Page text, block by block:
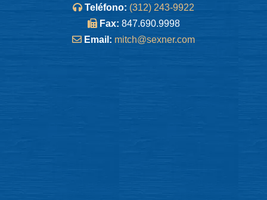
Teléfono: (312) 243-9922
Fax: 847.690.9998
Email: mitch@sexner.com